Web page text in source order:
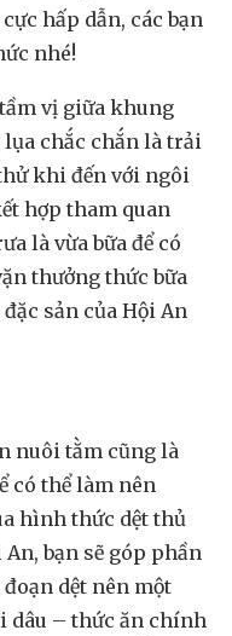
hấp dẫn, các bạn
nhé!
vị giữa khung
chắc chắn là trải
khi đến với ngôi
hợp tham quan
là vừa bữa để có
thưởng thức bữa
sản của Hội An
nuôi tằm cũng là
có thể làm nên
hình thức dệt thủ
bạn sẽ góp phần
dệt nên một
dâu – thức ăn chính